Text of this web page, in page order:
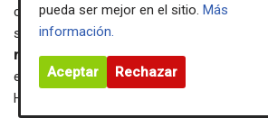
chiquitos en el medio. El conflicto
sería Voldemort. Pero para el primer libro
misteriode la piedra filosofal. Y el de los
escolar en parte se resuelven cuando
Hogwarts gracias a sus acciones
pueda ser mejor en el sitio. Más
información.
Aceptar Rechazar